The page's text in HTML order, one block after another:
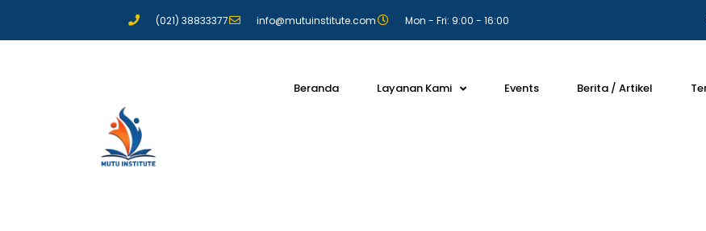
(021) 38833377 info@mutuinstitute.com Mon - Fri: 9:00 - 16:00
Beranda Layanan Kami Events Berita / Artikel